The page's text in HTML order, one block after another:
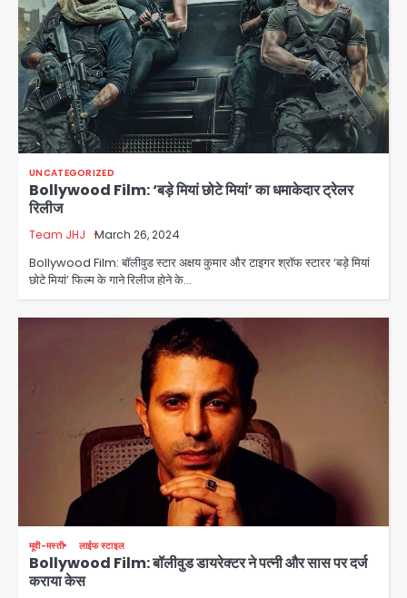
UNCATEGORIZED
Bollywood Film: ‘बड़े मियां छोटे मियां’ का धमाकेदार ट्रेलर
रिलीज
Team JHJ March 26, 2024
Bollywood Film: बॉलीवुड स्टार अक्षय कुमार और टाइगर श्रॉफ स्टारर ‘बड़े मियां
छोटे मियां’ फिल्म के गाने रिलीज होने के…
मूवी-मस्ती लाईफ स्टाइल
Bollywood Film: बॉलीवुड डायरेक्टर ने पत्नी और सास पर दर्ज
कराया केस